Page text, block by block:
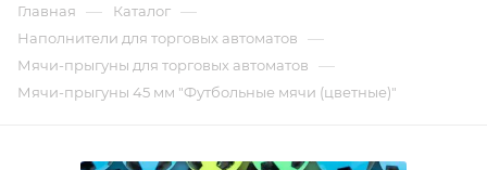
Главная — Каталог —
Наполнители для торговых автоматов —
Мячи-прыгуны для торговых автоматов —
Мячи-прыгуны 45 мм "Футбольные мячи (цветные)"